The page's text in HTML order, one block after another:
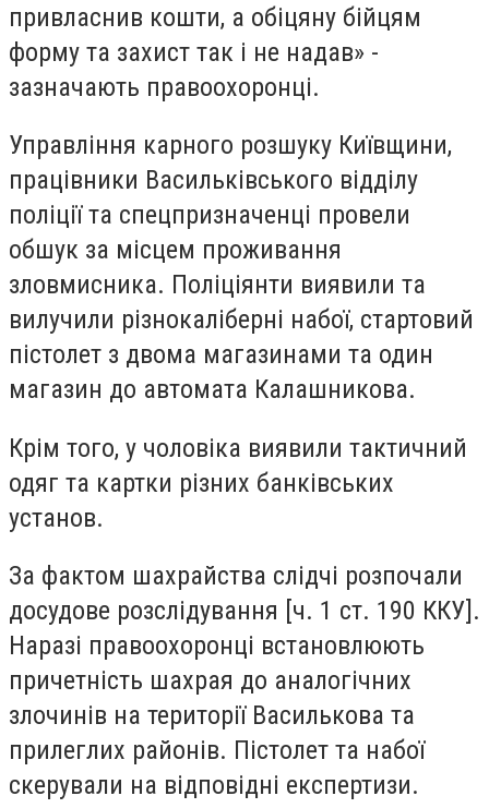
привласнив кошти, а обіцяну бійцям
форму та захист так і не надав» -
зазначають правоохоронці.
Управління карного розшуку Київщини,
працівники Васильківського відділу
поліції та спецпризначенці провели
обшук за місцем проживання
зловмисника. Поліціянти виявили та
вилучили різнокаліберні набої, стартовий
пістолет з двома магазинами та один
магазин до автомата Калашникова.
Крім того, у чоловіка виявили тактичний
одяг та картки різних банківських
установ.
За фактом шахрайства слідчі розпочали
досудове розслідування [ч. 1 ст. 190 ККУ].
Наразі правоохоронці встановлюють
причетність шахрая до аналогічних
злочинів на території Василькова та
прилеглих районів. Пістолет та набої
скерували на відповідні експертизи.